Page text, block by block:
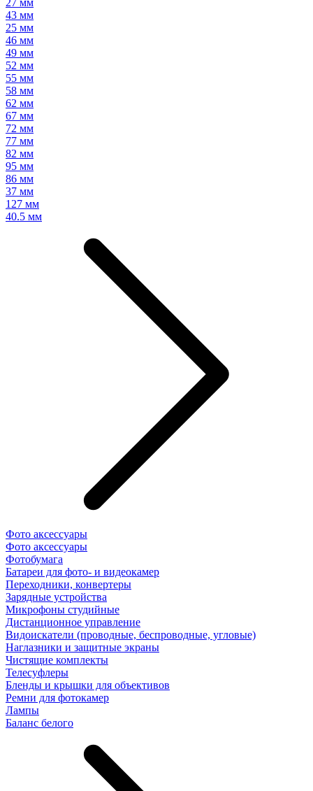
27 мм
43 мм
25 мм
46 мм
49 мм
52 мм
55 мм
58 мм
62 мм
67 мм
72 мм
77 мм
82 мм
95 мм
86 мм
37 мм
127 мм
40.5 мм
Фото аксессуары
Фото аксессуары
Фотобумага
Батареи для фото- и видеокамер
Переходники, конвертеры
Зарядные устройства
Микрофоны студийные
Дистанционное управление
Видоискатели (проводные, беспроводные, угловые)
Наглазники и защитные экраны
Чистящие комплекты
Телесуфлеры
Бленды и крышки для объективов
Ремни для фотокамер
Лампы
Баланс белого